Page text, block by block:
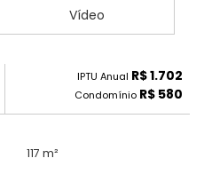
Vídeo
IPTU Anual R$ 1.702
Condomínio R$ 580
117 m²